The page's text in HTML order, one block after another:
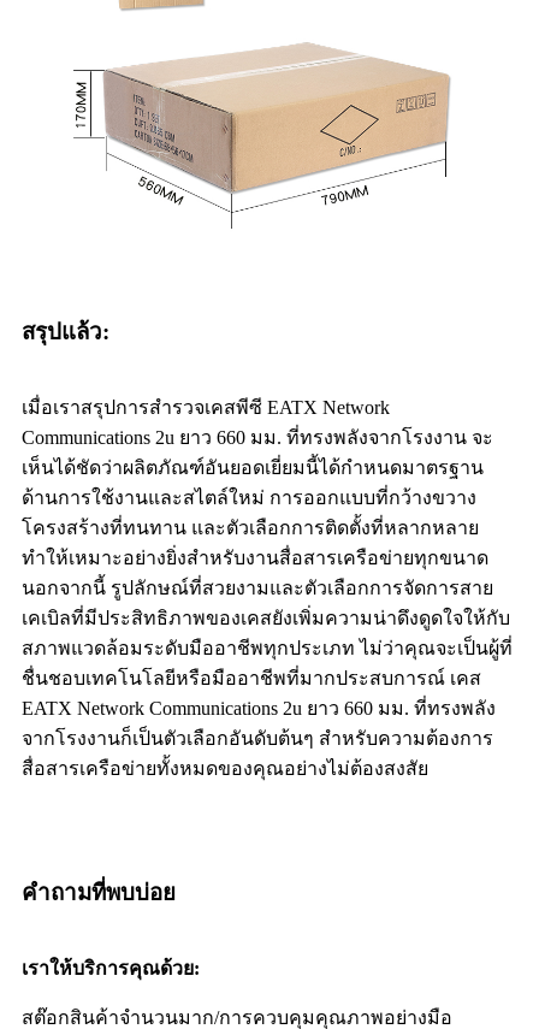
สรุปแล้ว:
เมื่อเราสรุปการสำรวจเคสพีซี EATX Network
Communications 2u ยาว 660 มม. ที่ทรงพลังจากโรงงาน จะ
เห็นได้ชัดว่าผลิตภัณฑ์อันยอดเยี่ยมนี้ได้กำหนดมาตรฐาน
ด้านการใช้งานและสไตล์ใหม่ การออกแบบที่กว้างขวาง
โครงสร้างที่ทนทาน และตัวเลือกการติดตั้งที่หลากหลาย
ทำให้เหมาะอย่างยิ่งสำหรับงานสื่อสารเครือข่ายทุกขนาด
นอกจากนี้ รูปลักษณ์ที่สวยงามและตัวเลือกการจัดการสาย
เคเบิลที่มีประสิทธิภาพของเคสยังเพิ่มความน่าดึงดูดใจให้กับ
สภาพแวดล้อมระดับมืออาชีพทุกประเภท ไม่ว่าคุณจะเป็นผู้ที่
ชื่นชอบเทคโนโลยีหรือมืออาชีพที่มากประสบการณ์ เคส
EATX Network Communications 2u ยาว 660 มม. ที่ทรงพลัง
จากโรงงานก็เป็นตัวเลือกอันดับต้นๆ สำหรับความต้องการ
สื่อสารเครือข่ายทั้งหมดของคุณอย่างไม่ต้องสงสัย
คำถามที่พบบ่อย
เราให้บริการคุณด้วย:
สต๊อกสินค้าจำนวนมาก/การควบคุมคุณภาพอย่างมือ